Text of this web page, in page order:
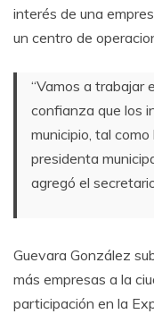
interés de una
un centro de
“Vamos a trabajar
confianza que los
municipio, tal
presidenta
agregó el
Guevara González
más empresas a la
participación en la